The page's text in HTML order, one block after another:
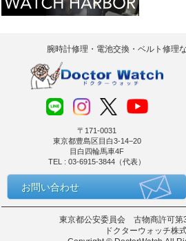
腕時計修理・電池交換・ベルト修理
〒171-0031
東京都豊島区目白3-14−20
目白四輪馬車4F
TEL : 03-6915-3844（代表）
お問い合わせ
東京都公安委員会 古物商許可第
ドクターウォッチ株